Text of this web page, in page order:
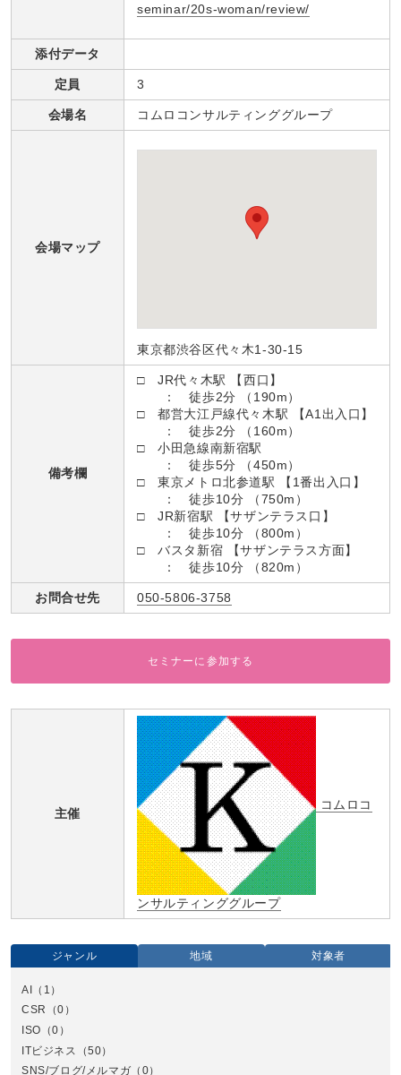
seminar/20s-woman/review/
添付データ
定員 3
会場名 コムロコンサルティンググループ
会場マップ
東京都渋谷区代々木1-30-15
備考欄
□ JR代々木駅 【西口】
： 徒歩2分 （190m）
□ 都営大江戸線代々木駅 【A1出入口】
： 徒歩2分 （160m）
□ 小田急線南新宿駅
： 徒歩5分 （450m）
□ 東京メトロ北参道駅 【1番出入口】
： 徒歩10分 （750m）
□ JR新宿駅 【サザンテラス口】
： 徒歩10分 （800m）
□ バスタ新宿 【サザンテラス方面】
： 徒歩10分 （820m）
お問合せ先 050-5806-3758
セミナーに参加する
主催
コムロコ
ンサルティンググループ
ジャンル 地域 対象者
AI （1）
CSR
（0）
ISO （0）
ITビジネス
（50）
SNS/ブログ/メルマガ （0）